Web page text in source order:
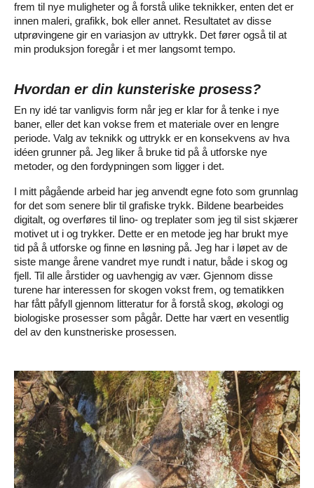
frem til nye muligheter og å forstå ulike teknikker, enten det er
innen maleri, grafikk, bok eller annet. Resultatet av disse
utprøvingene gir en variasjon av uttrykk. Det fører også til at
min produksjon foregår i et mer langsomt tempo.
Hvordan er din kunsteriske prosess?
En ny idé tar vanligvis form når jeg er klar for å tenke i nye
baner, eller det kan vokse frem et materiale over en lengre
periode. Valg av teknikk og uttrykk er en konsekvens av hva
idéen grunner på. Jeg liker å bruke tid på å utforske nye
metoder, og den fordypningen som ligger i det.
I mitt pågående arbeid har jeg anvendt egne foto som grunnlag
for det som senere blir til grafiske trykk. Bildene bearbeides
digitalt, og overføres til lino- og treplater som jeg til sist skjærer
motivet ut i og trykker. Dette er en metode jeg har brukt mye
tid på å utforske og finne en løsning på. Jeg har i løpet av de
siste mange årene vandret mye rundt i natur, både i skog og
fjell. Til alle årstider og uavhengig av vær. Gjennom disse
turene har interessen for skogen vokst frem, og tematikken
har fått påfyll gjennom litteratur for å forstå skog, økologi og
biologiske prosesser som pågår. Dette har vært en vesentlig
del av den kunstneriske prosessen.